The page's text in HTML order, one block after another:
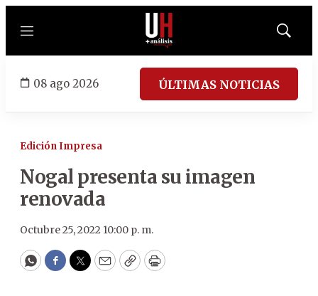
Menú
Mostrar
08 ago 2026 ÚLTIMAS NOTICIAS
Edición Impresa
Nogal presenta su imagen
renovada
Octubre 25, 2022 10:00 p. m.
WhatsApp
Facebook
Twitter
EmailCopyPrint